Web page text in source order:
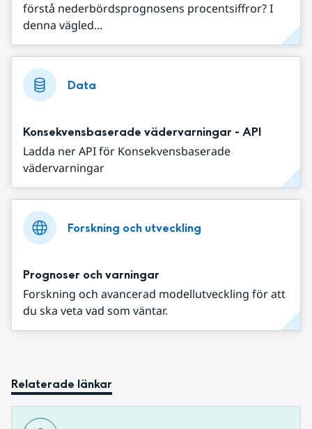
förstå nederbördsprognosens procentsiffror? I
denna vägled...
Data
Konsekvensbaserade vädervarningar - API
Ladda ner API för Konsekvensbaserade
vädervarningar
Forskning och utveckling
Prognoser och varningar
Forskning och avancerad modellutveckling för att
du ska veta vad som väntar.
Relaterade länkar